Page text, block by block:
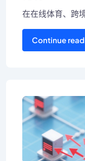
在在线体育、跨
Continue